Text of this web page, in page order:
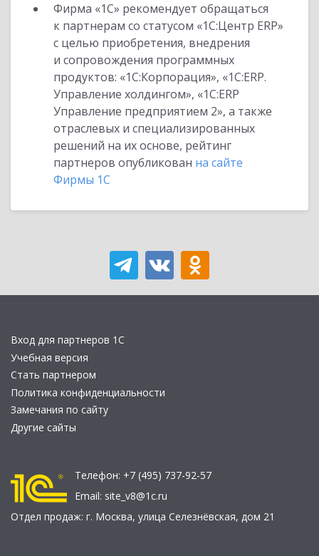
Фирма «1С» рекомендует обращаться
к партнерам со статусом «1С:Центр ERP»
с целью приобретения, внедрения
и сопровождения программных
продуктов: «1С:Корпорация», «1С:ERP.
Управление холдингом», «1С:ERP
Управление предприятием 2», а также
отраслевых и специализированных
решений на их основе, рейтинг
партнеров опубликован на сайте
Фирмы 1С
Вход для партнеров 1С
Учебная версия
Стать партнером
Политика конфиденциальности
Замечания по сайту
Другие сайты
Телефон: +7 (495) 737-92-57
Email: site_v8@1c.ru
Отдел продаж: г. Москва, улица Селезнёвская, дом 21